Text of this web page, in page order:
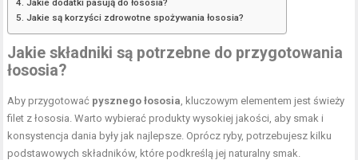
Jakie są korzyści zdrowotne spożywania łososia?
Jakie składniki są potrzebne do przygotowania
łososia?
Aby przygotować pysznego łososia , kluczowym elementem jest świeży
filet z łososia. Warto wybierać produkty wysokiej jakości, aby smak i
konsystencja dania były jak najlepsze. Oprócz ryby, potrzebujesz kilku
podstawowych składników, które podkreślą jej naturalny smak.